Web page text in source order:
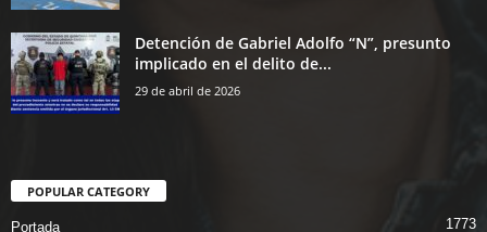
Detención de Gabriel Adolfo “N”, presunto
implicado en el delito de...
29 de abril de 2026
POPULAR CATEGORY
Portada 1773